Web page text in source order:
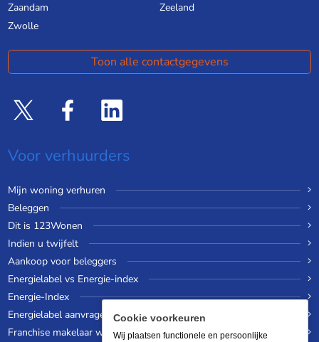
Zaandam
Zeeland
Zwolle
Toon alle contactgegevens
Voor verhuurders
Mijn woning verhuren
Beleggen
Dit is 123Wonen
Indien u twijfelt
Aankoop voor beleggers
Energielabel vs Energie-index
Energie-Index
Energielabel aanvragen
Franchise makelaar worden
Cookie voorkeuren
Wij plaatsen functionele en persoonlijke